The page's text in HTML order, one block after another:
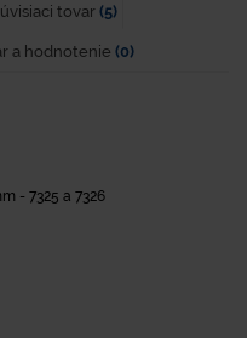
tovar (5)
a hodnotenie (0)
- 7325 a 7326